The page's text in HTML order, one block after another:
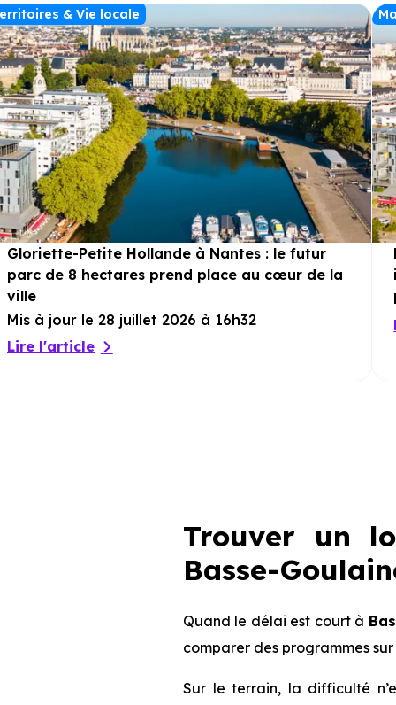
& Vie locale
Gloriette-Petite Hollande à Nantes : le futur
parc de 8 hectares prend place au cœur de la
ville
Mis à jour le 28 juillet 2026 à 16h32
Lire l'article
Trouver un
Basse-
Quand le délai est court à
comparer des programmes
Sur le terrain, la difficulté